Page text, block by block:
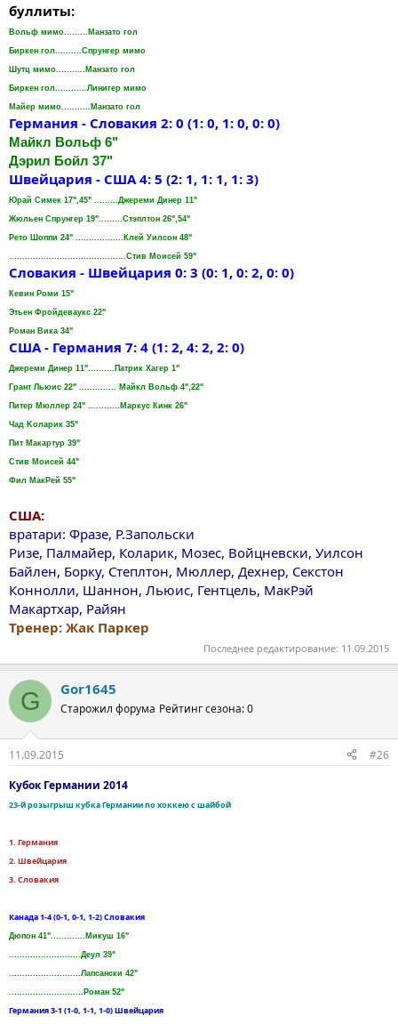
буллиты:
Вольф мимо.........Манзато гол
Биркен гол..........Спрунгер мимо
Шутц мимо...........Манзато гол
Биркен гол............Линигер мимо
Майер мимо...........Манзато гол
Германия - Словакия 2: 0 (1: 0, 1: 0, 0: 0)
Майкл Вольф 6"
Дэрил Бойл 37"
Швейцария - США 4: 5 (2: 1, 1: 1, 1: 3)
Юрай Симек 17",45" .........Джереми Динер 11"
Жюльен Спрунгер 19".........Стэплтон 26",54"
Рето Шоппи 24" ..................Клей Уилсон 48"
............................................Стив Моисей 59"
Словакия - Швейцария 0: 3 (0: 1, 0: 2, 0: 0)
Кевин Роми 15"
Этьен Фройдеваукс 22"
Роман Вика 34"
США - Германия 7: 4 (1: 2, 4: 2, 2: 0)
Джереми Динер 11"..........Патрик Хагер 1"
Грант Льюис 22" .............. Майкл Вольф 4",22"
Питер Мюллер 24" ............Маркус Кинк 26"
Чад Koларик 35"
Пит Макартур 39"
Стив Моисей 44"
Фил МакРей 55"
США:
вратари: Фразе, Р.Запольски
Ризе, Палмайер, Коларик, Мозес, Войцневски, Уилсон
Байлен, Борку, Степлтон, Мюллер, Дехнер, Секстон
Коннолли, Шаннон, Льюис, Гентцель, МакРэй
Макартхар, Райян
Тренер: Жак Паркер
Последнее редактирование: 11.09.2015
G Gor1645
Старожил форума Рейтинг сезона: 0
11.09.2015
#26
Кубок Германии 2014
23-й розыгрыш кубка Германии по хоккею с шайбой
1. Германия
2. Швейцария
3. Словакия
Канада 1-4 (0-1, 0-1, 1-2) Словакия
Дюпон 41".............Микуш 16"
...........................Деул 39"
...........................Лапсански 42"
............................Роман 52"
Германия 3-1 (1-0, 1-1, 1-0) Швейцария